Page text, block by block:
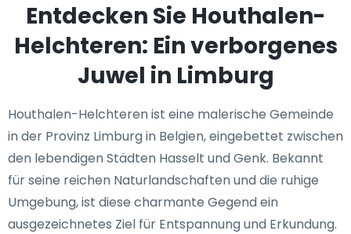
Entdecken Sie Houthalen-
Helchteren: Ein verborgenes
Juwel in Limburg
Houthalen-Helchteren ist eine malerische Gemeinde
in der Provinz Limburg in Belgien, eingebettet zwischen
den lebendigen Städten Hasselt und Genk. Bekannt
für seine reichen Naturlandschaften und die ruhige
Umgebung, ist diese charmante Gegend ein
ausgezeichnetes Ziel für Entspannung und Erkundung.